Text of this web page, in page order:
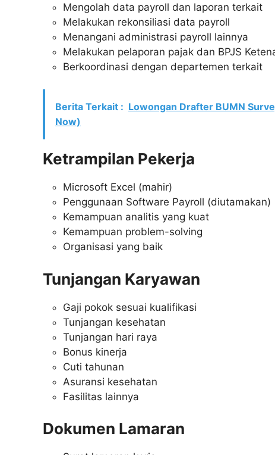
Mengolah data payroll dan laporan terkait
Melakukan rekonsiliasi data payroll
Menangani administrasi payroll lainnya
Melakukan pelaporan pajak dan BPJS
Berkoordinasi dengan departemen terkait
Berita Terkait : Lowongan Drafter BUMN
Now)
Ketrampilan Pekerja
Microsoft Excel (mahir)
Penggunaan Software Payroll (diutamakan)
Kemampuan analitis yang kuat
Kemampuan problem-solving
Organisasi yang baik
Tunjangan Karyawan
Gaji pokok sesuai kualifikasi
Tunjangan kesehatan
Tunjangan hari raya
Bonus kinerja
Cuti tahunan
Asuransi kesehatan
Fasilitas lainnya
Dokumen Lamaran